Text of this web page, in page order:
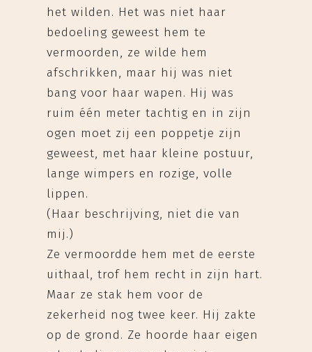
het wilden. Het was niet haar
bedoeling geweest hem te
vermoorden, ze wilde hem
afschrikken, maar hij was niet
bang voor haar wapen. Hij was
ruim één meter tachtig en in zijn
ogen moet zij een poppetje zijn
geweest, met haar kleine postuur,
lange wimpers en rozige, volle
lippen.
(Haar beschrijving, niet die van
mij.)
Ze vermoordde hem met de eerste
uithaal, trof hem recht in zijn hart.
Maar ze stak hem voor de
zekerheid nog twee keer. Hij zakte
op de grond. Ze hoorde haar eigen